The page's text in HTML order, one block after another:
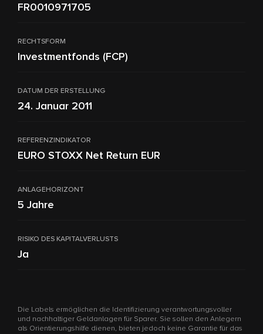
FR0010971705
RECHTSFORM
Investmentfonds (FCP)
DATUM DER ERSTELLUNG
24. Januar 2011
REFERENZINDIKATOR
EURO STOXX Net Return EUR
ANLAGEHORIZONT
5 Jahre
RISIKO DES KAPITALVERLUSTS
Ja
Die Labels ermöglichen die Identifizierung verantwortungsvoller
und nachhaltiger Geldanlagen für Sparer. Sie sollen den Anlegern
als Orientierungshilfe dienen, bieten jedoch keine Garantie für das